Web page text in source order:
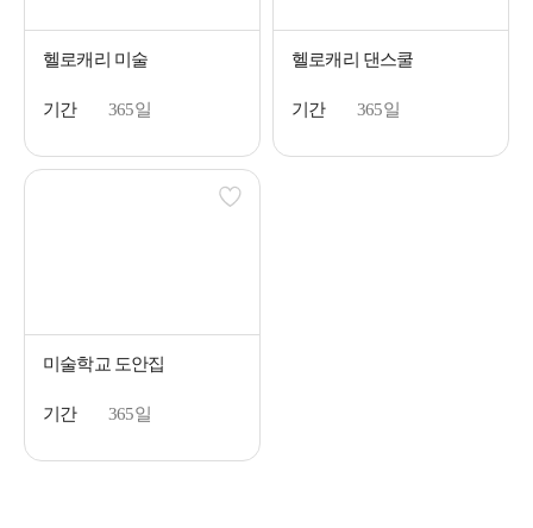
헬로캐리 미술
기간 365일
헬로캐리 댄스쿨
기간 365일
미술학교 도안집
기간 365일